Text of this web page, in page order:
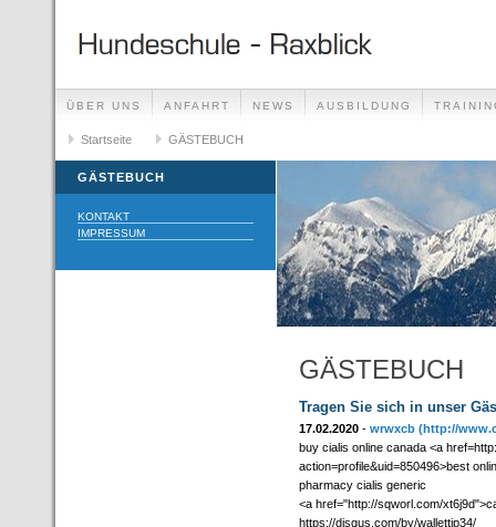
ÜBER UNS ANFAHRT NEWS AUSBILDUNG
GÄSTEBUCH LINKS
Startseite GÄSTEBUCH
GÄSTEBUCH
KONTAKT
IMPRESSUM
GÄSTEBUCH
Tragen Sie sich in unser
17.02.2020 - wrwxcb (http://
buy cialis online canada <a
action=profile&uid=850496>best
pharmacy cialis generic
<a href="http://sqworl.com/
https://disqus.com/by/wallettip34/